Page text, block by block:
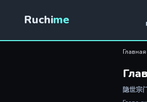
Ruchime
Главная›
隐世宗